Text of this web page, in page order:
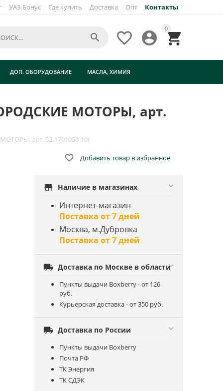
УАЗ.Бонус Где купить Доставка Опт Контакты
0




ДОП. ОБОРУДОВАНИЕ МАСЛА, ХИМИЯ
МОТОРЫ, арт.
арт. 52-1701050-10)
 Добавить товар в избранное
store Наличие в магазинах
Интернет-магазин
Поставка от 7 дней
Москва, м.Дубровка
Поставка от 7 дней
 Доставка по Москве в области
Пункты выдачи Boxberry - от 126
руб.
Курьерская доставка - от 350 руб.
 Доставка по России
Пункты выдачи Boxberry
Почта РФ
ТК Энергия
ТК СДЭК